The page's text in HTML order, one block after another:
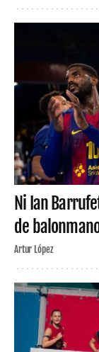
Ni Ian
de
Artur López